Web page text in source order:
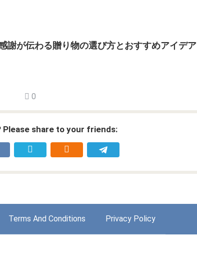
謝が伝わる贈り物の選び方とおすすめアイデア
0
Please share to your friends:
Terms And Conditions Privacy Policy